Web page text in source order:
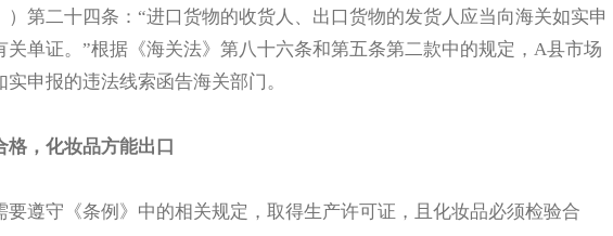
第二十四条：“进口货物的收货人、出口货物的发货人应当向海关如实申
单证。”根据《海关法》第八十六条和第五条第二款中的规定，A县市场
申报的违法线索函告海关部门。
格，化妆品方能出口
要遵守《条例》中的相关规定，取得生产许可证，且化妆品必须检验合